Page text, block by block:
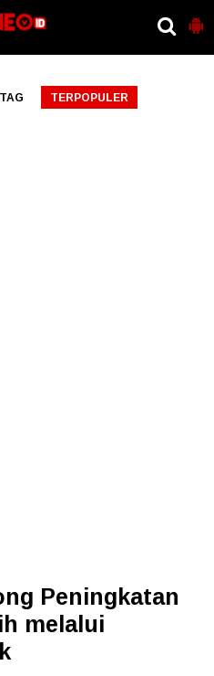
TERPOPULER
Peningkatan
melalui